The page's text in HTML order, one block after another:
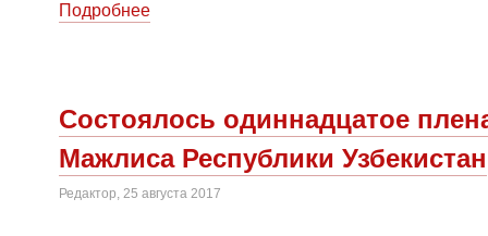
Подробнее
Состоялось одиннадцатое
Мажлиса Республики Узбекистан
Редактор, 25 августа 2017